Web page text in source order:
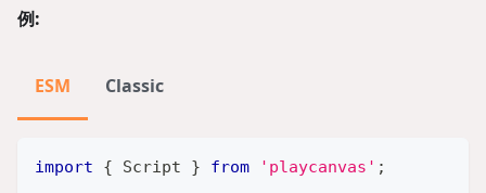
例:
ESM Classic
import { Script } from 'playcanvas' ;